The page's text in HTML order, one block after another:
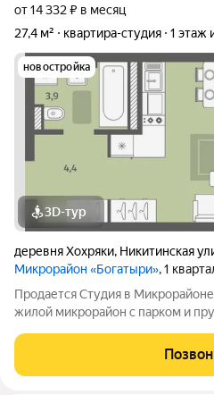
от 14 332 ₽ в месяц
27,4 м²
квартира-студия 1 этаж
новостройка
3D-тур
деревня Хохряки, Никитинская
Микрорайон «Богатыри», 1
Продается Студия в
жилой микрорайон с парком и
этажностью от 5 до 9 этажей.
метров от ул. Воткинское шоссе